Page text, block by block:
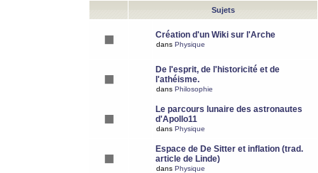
Sujets
Création d'un Wiki sur l'Arche
dans Physique
De l'esprit, de l'historicité et de
l'athéisme.
dans Philosophie
Le parcours lunaire des astronautes
d'Apollo11
dans Physique
Espace de De Sitter et inflation (trad.
article de Linde)
dans Physique